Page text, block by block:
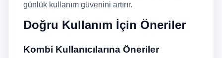
günlük kullanım güvenini artırır.
Doğru Kullanım İçin Öneriler
Kombi Kullanıcılarına Öneriler